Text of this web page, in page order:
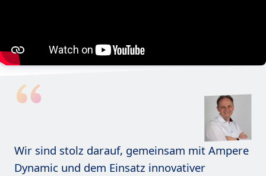
Wir sind stolz darauf, gemeinsam mit Ampere
Dynamic und dem Einsatz innovativer